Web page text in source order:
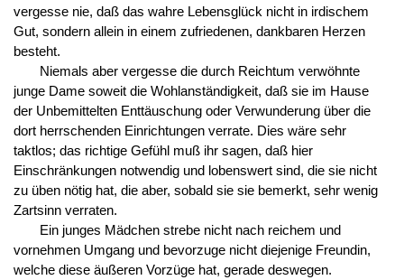
vergesse nie, daß das wahre Lebensglück nicht in irdischem
Gut, sondern allein in einem zufriedenen, dankbaren Herzen
besteht.
Niemals aber vergesse die durch Reichtum verwöhnte
junge Dame soweit die Wohlanständigkeit, daß sie im Hause
der Unbemittelten Enttäuschung oder Verwunderung über die
dort herrschenden Einrichtungen verrate. Dies wäre sehr
taktlos; das richtige Gefühl muß ihr sagen, daß hier
Einschränkungen notwendig und lobenswert sind, die sie nicht
zu üben nötig hat, die aber, sobald sie sie bemerkt, sehr wenig
Zartsinn verraten.
Ein junges Mädchen strebe nicht nach reichem und
vornehmen Umgang und bevorzuge nicht diejenige Freundin,
welche diese äußeren Vorzüge hat, gerade deswegen.